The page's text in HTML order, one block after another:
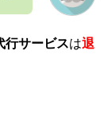
行サービスは退